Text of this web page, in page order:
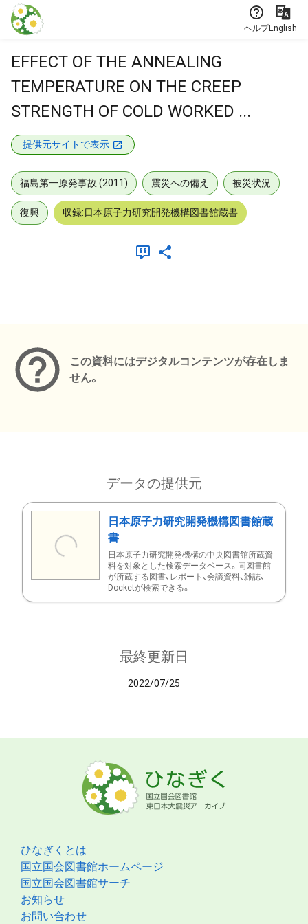
本文に飛ぶ
ヘルプEnglish
EFFECT OF THE ANNEALING
TEMPERATURE ON THE CREEP
STRENGTH OF COLD WORKED ...
提供元サイトで表示
福島第一原発事故 (2011) 震災への備え 被災状況
復興 収録:日本原子力研究開発機構図書館蔵書
この資料にはデジタルコンテンツが存在しま
せん。
データの提供元
日本原子力研究開発機構図書館蔵
書
日本原子力研究開発機構の中央図書館所蔵資
料を対象とした検索データベース。同図書館
が所蔵する図書、レポート、会議資料、雑誌、
Docketが検索できる。
最終更新日
2022/07/25
ひなぎくとは
国立国会図書館ホームページ
国立国会図書館サーチ
お知らせ
お問い合わせ